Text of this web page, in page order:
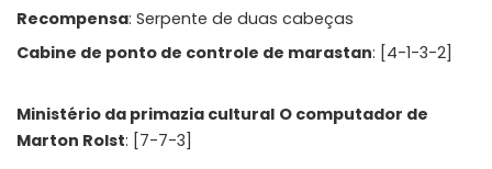
Recompensa: Serpente de duas cabeças
Cabine de ponto de controle de marastan: [4-1-3-2]
Ministério da primazia cultural O computador de
Marton Rolst: [7-7-3]